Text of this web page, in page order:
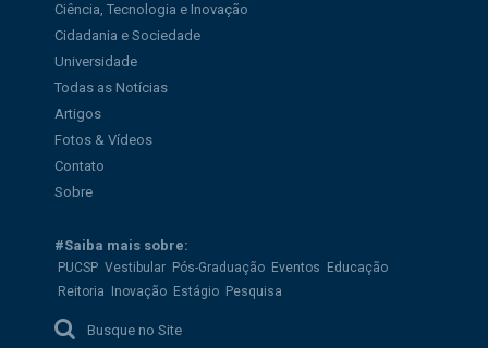
Ciência, Tecnologia e Inovação
Cidadania e Sociedade
Universidade
Todas as Notícias
Artigos
Fotos & Vídeos
Contato
Sobre
#Saiba mais sobre:
PUCSP Vestibular Pós-Graduação Eventos
Educação
Reitoria
Inovação Estágio Pesquisa
Busque no Site